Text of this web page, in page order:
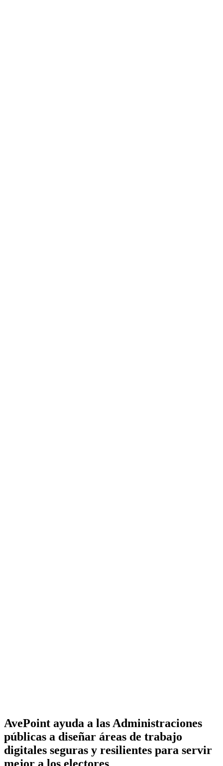
AvePoint ayuda a las Administraciones
públicas a diseñar áreas de trabajo
digitales seguras y resilientes para servir